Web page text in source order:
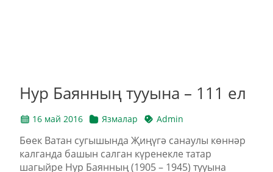
Нур Баянның тууына – 111 ел
16 май 2016 Язмалар Admin
Бөек Ватан сугышында Җиңүгә санаулы көннәр
калганда башын салган күренекле татар
шагыйре Нур Баянның (1905 – 1945) тууына